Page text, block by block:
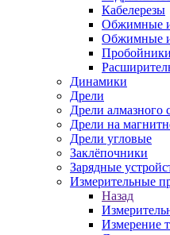
Кабелерезы
Обжимные
Обжимные
Динамики
Дрели
Дрели алмазного
Дрели на
Дрели угловые
Заклёпочники
Зарядные
Измерительные
Назад
Измерение